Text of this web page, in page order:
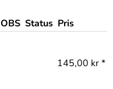
OBS Status Pris
145,00 kr *